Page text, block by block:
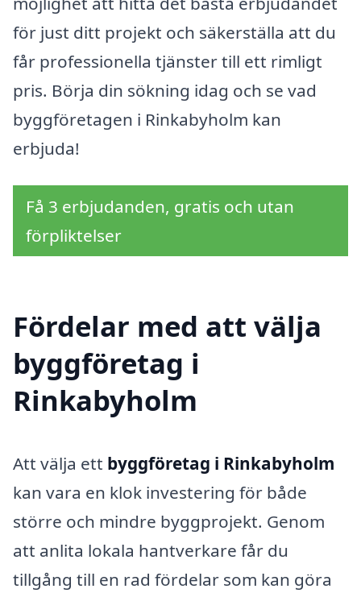
för just ditt projekt och säkerställa att du
får professionella tjänster till ett rimligt
pris. Börja din sökning idag och se vad
byggföretagen i Rinkabyholm kan
erbjuda!
Få 3 erbjudanden, gratis och utan
förpliktelser
Fördelar med att välja
byggföretag i
Rinkabyholm
Att välja ett byggföretag i Rinkabyholm
kan vara en klok investering för både
större och mindre byggprojekt. Genom
att anlita lokala hantverkare får du
tillgång till en rad fördelar som kan göra